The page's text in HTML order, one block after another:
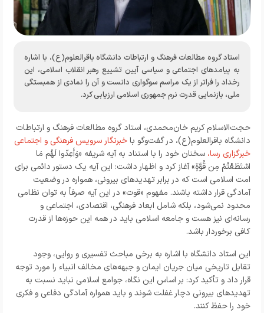
استاد گروه مطالعات فرهنگ و ارتباطات دانشگاه باقرالعلوم(ع)، با اشاره
به پیامدهای اجتماعی و سیاسی آیین تشییع رهبر انقلاب اسلامی، این
رخداد را فراتر از یک مراسم سوگواری دانست و آن را نمادی از همبستگی
ملی، بازنمایی قدرت نرم جمهوری اسلامی ارزیابی کرد.
حجت‌الاسلام کریم خان‌محمدی، استاد گروه مطالعات فرهنگ و ارتباطات
دانشگاه باقرالعلوم(ع)، در گفت‌وگو باخبرنگار سرویس فرهنگی و اجتماعی
خبرگزاری رسا، سخنان خود را با استناد به آیه شریفه «وَأَعِدّوا لَهُم مَا
اسْتَطَعْتُمْ مِن قُوَّةٍ» آغاز کرد و اظهار داشت: این آیه یک دستور دائمی برای
امت اسلامی است که در برابر تهدیدهای بیرونی، همواره در وضعیت
آمادگی قرار داشته باشند. مفهوم «قوت» در این آیه صرفاً به توان نظامی
محدود نمی‌شود، بلکه شامل ابعاد فرهنگی، اقتصادی، اجتماعی و
رسانه‌ای نیز هست و جامعه اسلامی باید در همه این حوزه‌ها از قدرت
کافی برخوردار باشد.
این استاد دانشگاه با اشاره به برخی مباحث تفسیری و روایی، وجود
تقابل تاریخی میان جریان ایمان و جبهه‌های مخالف انبیاء را مورد توجه
قرار داد و تأکید کرد: بر اساس این نگاه، جوامع اسلامی نباید نسبت به
تهدیدهای بیرونی دچار غفلت شوند و باید همواره آمادگی دفاعی و فکری
خود را حفظ کنند.